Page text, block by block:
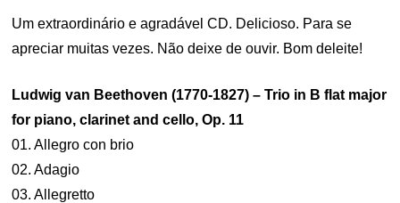
Um extraordinário e agradável CD. Delicioso. Para se
apreciar muitas vezes. Não deixe de ouvir. Bom deleite!
Ludwig van Beethoven (1770-1827) – Trio in B flat major
for piano, clarinet and cello, Op. 11
01. Allegro con brio
02. Adagio
03. Allegretto